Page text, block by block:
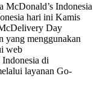
Indonesia
hari ini Kamis
Day
yang menggunakan
web
di
layanan Go-